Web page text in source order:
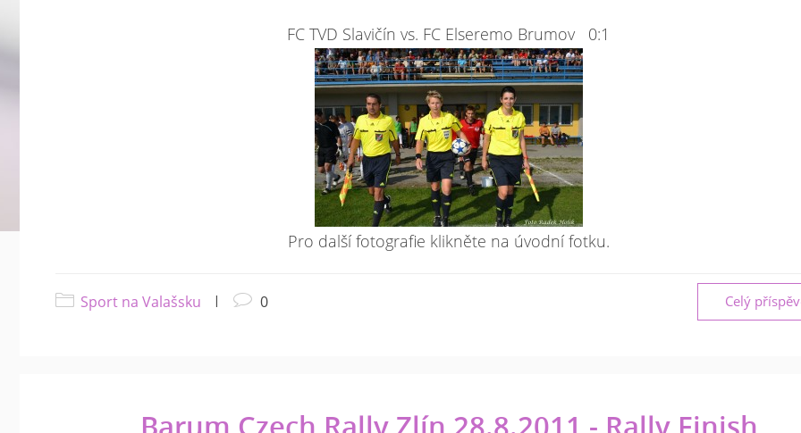
FC TVD Slavičín vs. FC Elseremo Brumov 0:1
Pro další fotografie klikněte na úvodní fotku.
Celý
Sport na Valašsku | 0